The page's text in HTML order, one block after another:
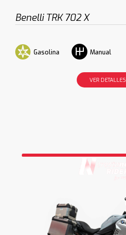
Benelli TRK 702 X
Gasolina Manual
VER DETALLES